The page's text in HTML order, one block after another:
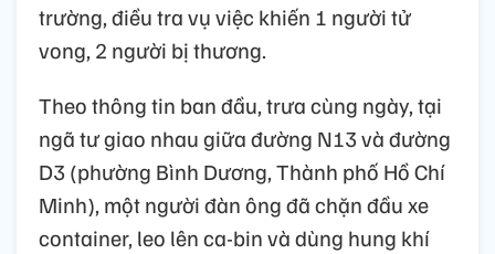
trường, điều tra vụ việc khiến 1 người tử
vong, 2 người bị thương.
Theo thông tin ban đầu, trưa cùng ngày, tại
ngã tư giao nhau giữa đường N13 và đường
D3 (phường Bình Dương, Thành phố Hồ Chí
Minh), một người đàn ông đã chặn đầu xe
container, leo lên ca-bin và dùng hung khí